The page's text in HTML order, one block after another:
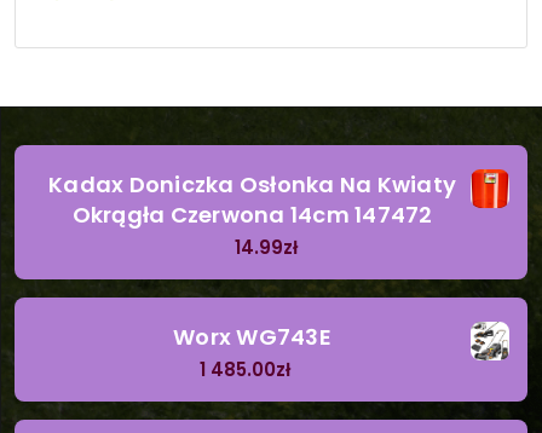
Kadax Doniczka Osłonka Na Kwiaty
Okrągła Czerwona 14cm 147472
14.99zł
Worx WG743E
1 485.00zł